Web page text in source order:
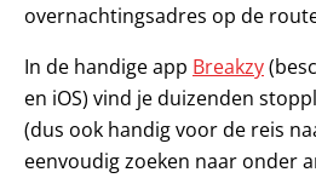
overnachtingsadres op de
In de handige app Breakzy
en iOS) vind je duizenden
(dus ook handig voor de reis
eenvoudig zoeken naar onder